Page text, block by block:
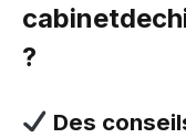
?
Des